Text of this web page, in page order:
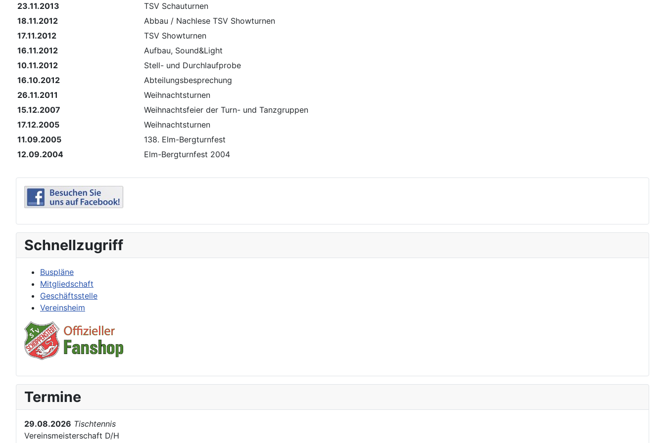
23.11.2013
TSV Schauturnen
18.11.2012
Abbau / Nachlese TSV Showturnen
17.11.2012
TSV Showturnen
16.11.2012
Aufbau, Sound&Light
10.11.2012
Stell- und Durchlaufprobe
16.10.2012
Abteilungsbesprechung
26.11.2011
Weihnachtsturnen
15.12.2007
Weihnachtsfeier der Turn- und Tanzgruppen
17.12.2005
Weihnachtsturnen
11.09.2005
138. Elm-Bergturnfest
12.09.2004
Elm-Bergturnfest 2004
Schnellzugriff
Buspläne
Mitgliedschaft
Geschäftsstelle
Vereinsheim
Termine
29.08.2026 Tischtennis
Vereinsmeisterschaft D/H